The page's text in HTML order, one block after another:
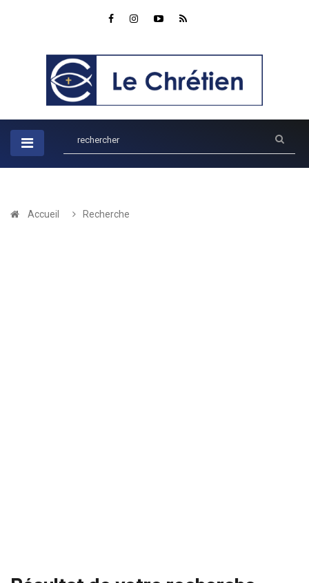
Accueil Recherche